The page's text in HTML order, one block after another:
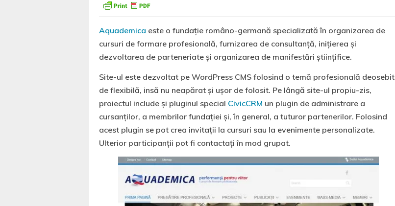
Aquademica este o fundație româno-germană specializată în organizarea de
cursuri de formare profesională, furnizarea de consultanţă, iniţierea şi
dezvoltarea de parteneriate și organizarea de manifestări ştiinţifice.
Site-ul este dezvoltat pe WordPress CMS folosind o temă profesională deosebit
de flexibilă, insă nu neapărat și ușor de folosit. Pe lângă site-ul propiu-zis,
proiectul include și pluginul special CivicCRM un plugin de administrare a
cursanților, a membrilor fundației și, în general, a tuturor partenerilor. Folosind
acest plugin se pot crea invitații la cursuri sau la evenimente personalizate.
Ulterior participanții pot fi contactați în mod grupat.